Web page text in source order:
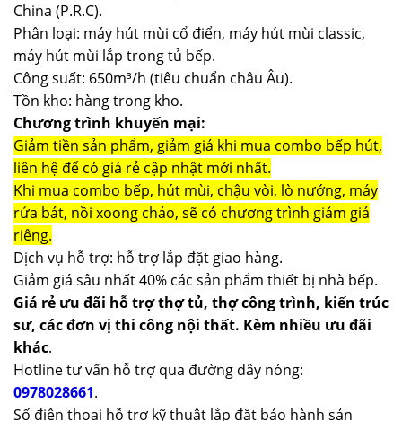
China (P.R.C).
Phân loại: máy hút mùi cổ điển, máy hút mùi classic,
máy hút mùi lắp trong tủ bếp.
Công suất: 650m³/h (tiêu chuẩn châu Âu).
Tồn kho: hàng trong kho.
Chương trình khuyến mại:
Giảm tiền sản phẩm, giảm giá khi mua combo bếp hút,
liên hệ để có giá rẻ cập nhật mới nhất.
Khi mua combo bếp, hút mùi, chậu vòi, lò nướng, máy
rửa bát, nồi xoong chảo, sẽ có chương trình giảm giá
riêng.
Dịch vụ hỗ trợ: hỗ trợ lắp đặt giao hàng.
Giảm giá sâu nhất 40% các sản phẩm thiết bị nhà bếp.
Giá rẻ ưu đãi hỗ trợ thợ tủ, thợ công trình, kiến trúc
sư, các đơn vị thi công nội thất. Kèm nhiều ưu đãi
khác.
Hotline tư vấn hỗ trợ qua đường dây nóng:
0978028661.
Số điện thoại hỗ trợ kỹ thuật lắp đặt bảo hành sản